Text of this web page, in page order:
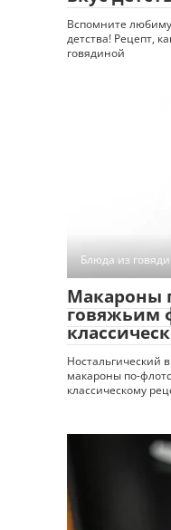
Вспомните
детства! Рецепт,
говядиной
Блюда из
Макароны
говяжьим
Ностальгический
макароны по-
классическому